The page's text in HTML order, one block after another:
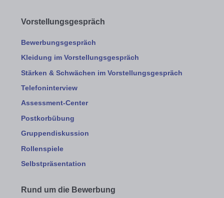
Vorstellungsgespräch
Bewerbungsgespräch
Kleidung im Vorstellungsgespräch
Stärken & Schwächen im Vorstellungsgespräch
Telefoninterview
Assessment-Center
Postkorbübung
Gruppendiskussion
Rollenspiele
Selbstpräsentation
Rund um die Bewerbung